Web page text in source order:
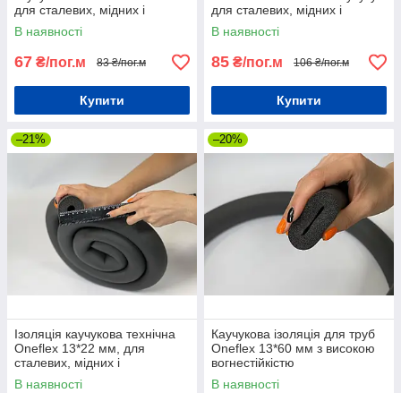
для сталевих, мідних і
пластмасових труб
В наявності
67 ₴/пог.м 83 ₴/пог.м
Купити
для сталевих, мідних і
пластмасових труб
В наявності
85 ₴/пог.м 106 ₴/пог.м
Купити
–21%
Ізоляція каучукова технічна
Oneflex 13*22 мм, для
сталевих, мідних і
пластмасових труб
В наявності
–20%
Каучукова ізоляція для труб
Oneflex 13*60 мм з високою
вогнестійкістю
В наявності